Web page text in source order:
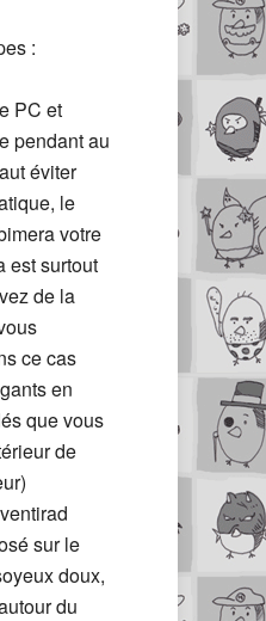
:
PC et
pendant au
éviter
le
votre
est surtout
de la
ce cas
en
que vous
de
sur le
doux,
du